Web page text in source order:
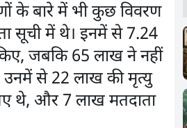
के बारे में भी कुछ विवरण
सूची में थे। इनमें से 7.24
जबकि 65 लाख ने नहीं
उनमें से 22 लाख की मृत्यु
थे, और 7 लाख मतदाता